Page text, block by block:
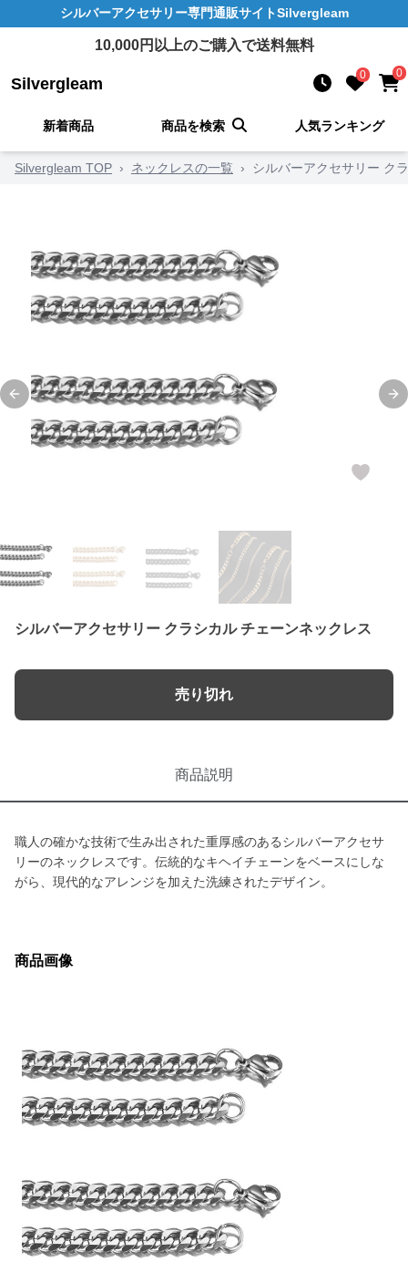
シルバーアクセサリー専門通販サイトSilvergleam
10,000円以上のご購入で送料無料
Silvergleam 0 0
新着商品 商品を検索 人気ランキング
Silvergleam TOP › ネックレスの一覧 › シルバーアクセサリー ク
Previous slide
シルバーアクセサリー クラシカル チェーンネックレス
売り切れ
商品説明
職人の確かな技術で生み出された重厚感のあるシルバーアクセサ
リーのネックレスです。伝統的なキヘイチェーンをベースにしな
がら、現代的なアレンジを加えた洗練されたデザイン。
商品画像